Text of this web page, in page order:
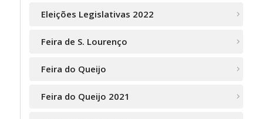
Eleições Legislativas 2022
Feira de S. Lourenço
Feira do Queijo
Feira do Queijo 2021